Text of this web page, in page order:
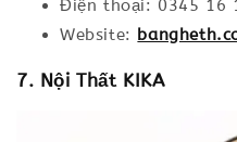
Điện thoại: 0345 16
Website:
7. Nội Thất KIKA